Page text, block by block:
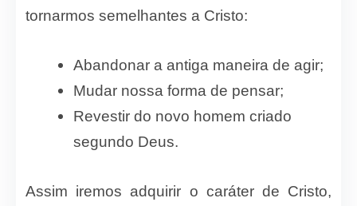
tornarmos semelhantes a Cristo:
Abandonar a antiga maneira de agir;
Mudar nossa forma de pensar;
Revestir do novo homem criado
segundo Deus.
Assim iremos adquirir o caráter de Cristo,